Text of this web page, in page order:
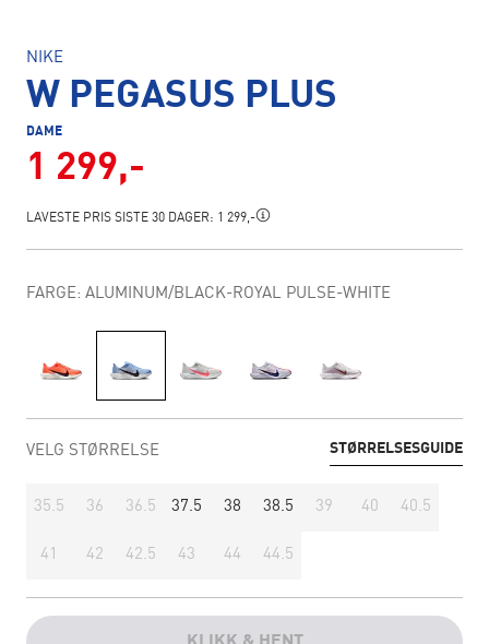
NIKE
W PEGASUS PLUS
DAME
1 299,-
LAVESTE PRIS SISTE 30 DAGER: 1 299,-
FARGE: ALUMINUM/BLACK-ROYAL PULSE-WHITE
VELG STØRRELSE STØRRELSESGUIDE
35.5 36 36.5 37.5 38 38.5 39 40 40.5
41 42 42.5 43 44 44.5